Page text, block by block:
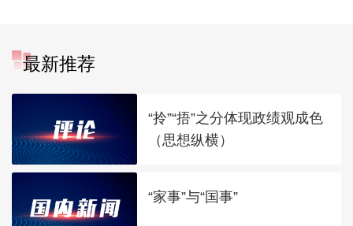
最新推荐
“拎”“捂”之分体现政绩观成色
（思想纵横）
“家事”与“国事”